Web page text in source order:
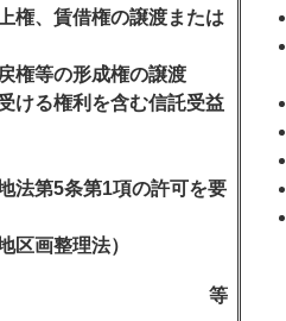
権、賃借権の譲渡または
権等の形成権の譲渡
ける権利を含む信託受益
法第5条第1項の許可を要
区画整理法）
等